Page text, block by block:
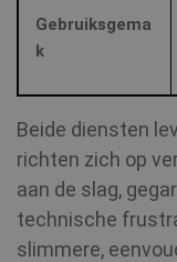
Gebruiksgema
k
Beide diensten
richten zich op
aan de slag,
technische
slimmere,